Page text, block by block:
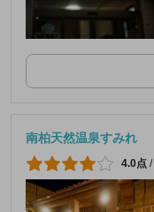
南柏天然温泉すみれ
4.0点 /